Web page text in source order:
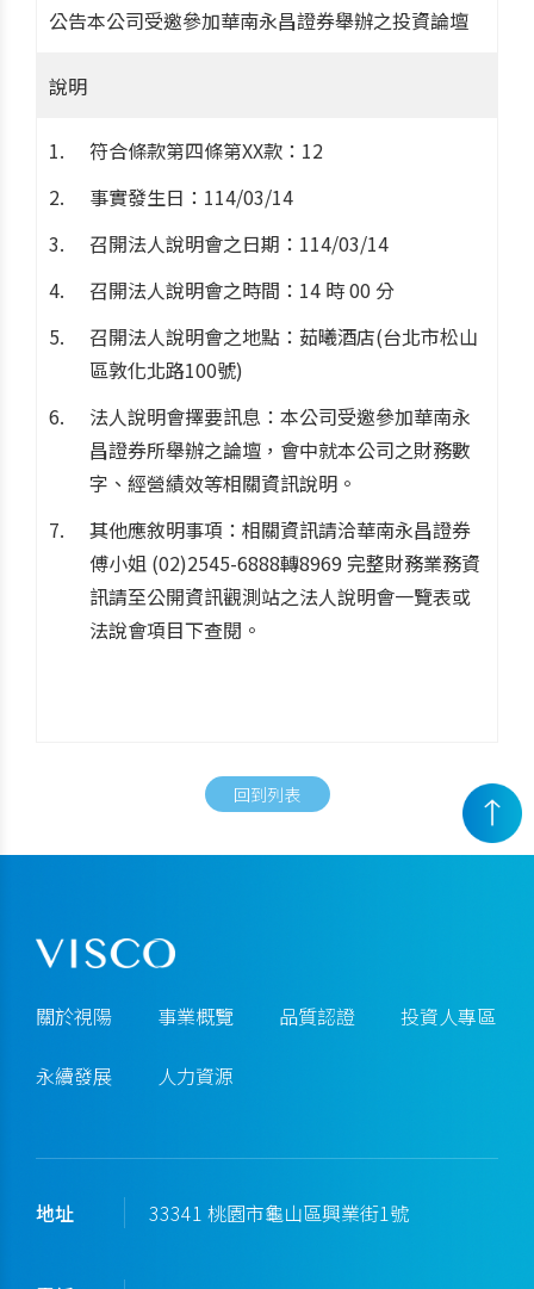
公告本公司受邀參加華南永昌證券舉辦之投資論壇
說明
符合條款第四條第XX款：12
事實發生日：114/03/14
召開法人說明會之日期：114/03/14
召開法人說明會之時間：14 時 00 分
召開法人說明會之地點：茹曦酒店(台北市松山
區敦化北路100號)
法人說明會擇要訊息：本公司受邀參加華南永
昌證券所舉辦之論壇，會中就本公司之財務數
字、經營績效等相關資訊說明。
其他應敘明事項：相關資訊請洽華南永昌證券
傅小姐 (02)2545-6888轉8969 完整財務業務資
訊請至公開資訊觀測站之法人說明會一覽表或
法說會項目下查閱。
回到列表
關於視陽 事業概覽 品質認證 投資人專區
永續發展 人力資源
地址 33341 桃園市龜山區興業街1號